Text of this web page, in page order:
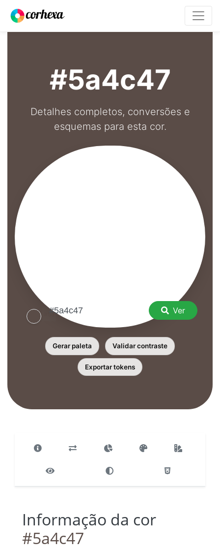
#5a4c47
Detalhes completos, conversões e
esquemas para esta cor.
Ver
Gerar paleta Validar contraste
Exportar tokens
Informação da cor
#5a4c47